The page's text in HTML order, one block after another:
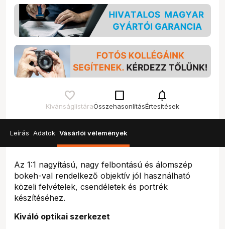
Kívánságlistára
check_box_outline_blank
Összehasonlítás
notifications
Értesítések
Leírás Adatok Vásárlói vélemények
Az 1:1 nagyítású, nagy felbontású és álomszép
bokeh-val rendelkező objektív jól használható
közeli felvételek, csendéletek és portrék
készítéséhez.
Kiváló optikai szerkezet